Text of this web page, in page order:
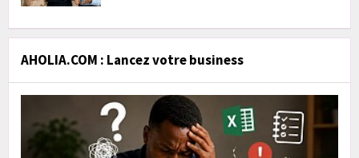
AHOLIA.COM : Lancez votre business